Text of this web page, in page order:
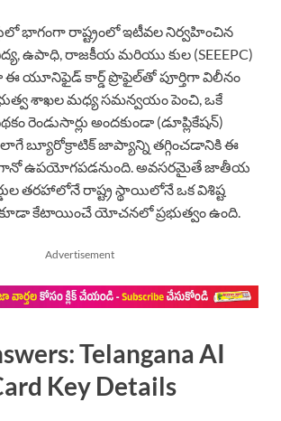
భాగంగా రాష్ట్రంలో ఇటీవల నిర్వహించిన
ఉపాధి, రాజకీయ మరియు కుల (SEEEPC)
ఈ యూనిఫైడ్ కార్డ్ ప్రొఫైల్‌తో పూర్తిగా విలీనం
శాఖల మధ్య సమన్వయం పెంచి, ఒకే
రెండుసార్లు అందకుండా (డూప్లికేషన్)
బ్యూరోక్రాటిక్ జాప్యాన్ని తగ్గించడానికి ఈ
ఉపయోగపడనుంది. అవసరమైతే జాతీయ
తరహాలోనే రాష్ట్ర స్థాయిలోనే ఒక విశిష్ట
కూడా కేటాయించే యోచనలో ప్రభుత్వం ఉంది.
Advertisement
Telangana AI
Key Details